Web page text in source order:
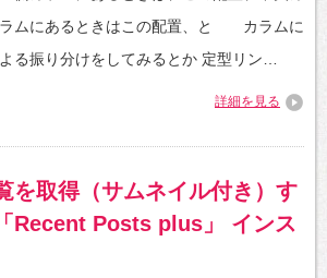
ラムにあるときはこの配置、と カラムに
よる振り分けをしてみるとか 定型リン…
詳細を見る
を取得（サムネイル付き）す
Recent Posts plus」 インス